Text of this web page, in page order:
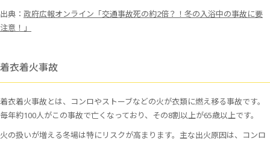
出典： 政府広報オンライン「交通事故死の約2倍？！冬の入浴中の事故に要
注意！」
着衣着火事故
着衣着火事故とは、コンロやストーブなどの火が衣類に燃え移る事故です。
毎年約100人がこの事故で亡くなっており、その8割以上が65歳以上です。
火の扱いが増える冬場は特にリスクが高まります。主な出火原因は、コンロ